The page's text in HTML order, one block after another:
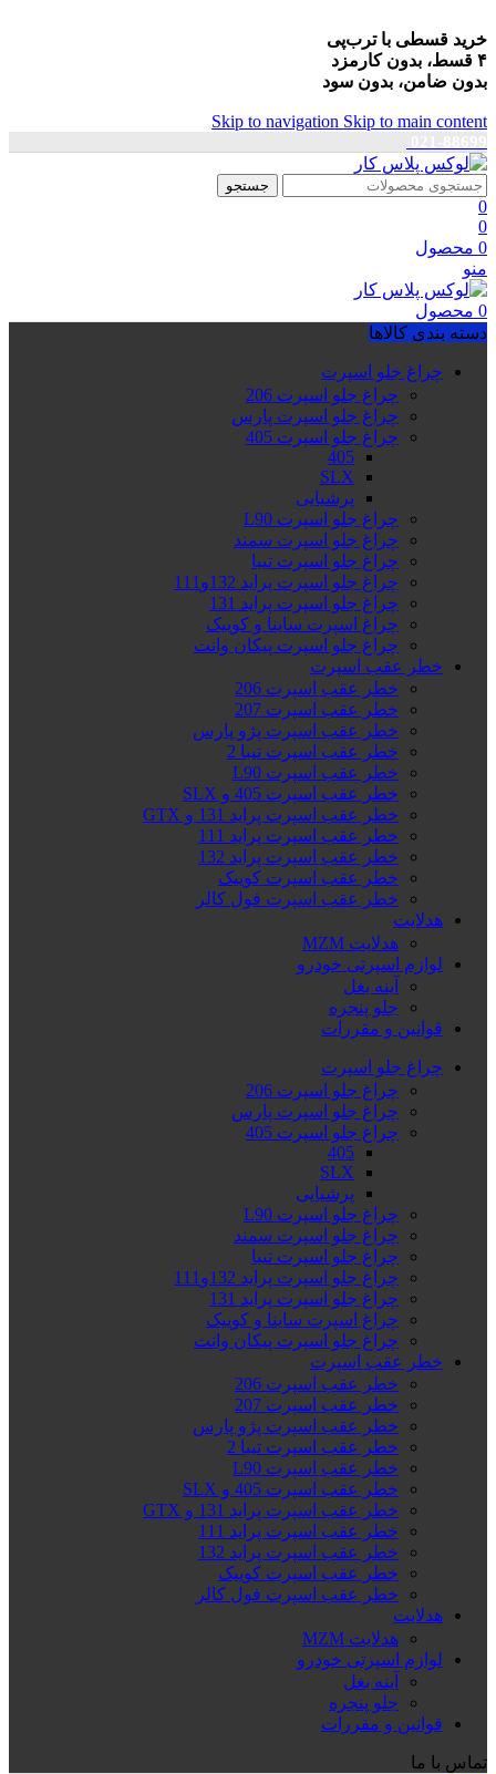
خرید قسطی با ترب‌پی
۴ قسط، بدون کارمزد
بدون ضامن، بدون سود
Skip to navigation Skip to main content
جستجو
0
0
0 محصول
منو
0 محصول
دسته بندی کالاها
چراغ جلو اسپرت
چراغ جلو اسپرت 206
چراغ جلو اسپرت پارس
چراغ جلو اسپرت 405
405
SLX
پرشیایی
چراغ جلو اسپرت L90
چراغ جلو اسپرت سمند
چراغ جلو اسپرت تیبا
چراغ جلو اسپرت پراید 132و111
چراغ جلو اسپرت پراید 131
چراغ اسپرت ساینا و کوییک
چراغ جلو اسپرت پیکان وانت
خطر عقب اسپرت
خطر عقب اسپرت 206
خطر عقب اسپرت 207
خطر عقب اسپرت پژو پارس
خطر عقب اسپرت تیبا 2
خطر عقب اسپرت L90
خطر عقب اسپرت 405 و SLX
خطر عقب اسپرت پراید 131 و GTX
خطر عقب اسپرت پراید 111
خطر عقب اسپرت پراید 132
خطر عقب اسپرت کوییک
خطر عقب اسپرت فول کالر
هدلایت
هدلایت MZM
لوازم اسپرتی خودرو
آینه بغل
جلو پنجره
قوانین و مقررات
چراغ جلو اسپرت
چراغ جلو اسپرت 206
چراغ جلو اسپرت پارس
چراغ جلو اسپرت 405
405
SLX
پرشیایی
چراغ جلو اسپرت L90
چراغ جلو اسپرت سمند
چراغ جلو اسپرت تیبا
چراغ جلو اسپرت پراید 132و111
چراغ جلو اسپرت پراید 131
چراغ اسپرت ساینا و کوییک
چراغ جلو اسپرت پیکان وانت
خطر عقب اسپرت
خطر عقب اسپرت 206
خطر عقب اسپرت 207
خطر عقب اسپرت پژو پارس
خطر عقب اسپرت تیبا 2
خطر عقب اسپرت L90
خطر عقب اسپرت 405 و SLX
خطر عقب اسپرت پراید 131 و GTX
خطر عقب اسپرت پراید 111
خطر عقب اسپرت پراید 132
خطر عقب اسپرت کوییک
خطر عقب اسپرت فول کالر
هدلایت
هدلایت MZM
لوازم اسپرتی خودرو
آینه بغل
جلو پنجره
قوانین و مقررات
تماس با ما